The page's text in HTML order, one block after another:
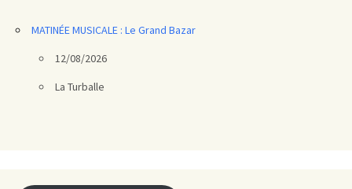
MATINÉE MUSICALE : Le Grand Bazar
12/08/2026
La Turballe